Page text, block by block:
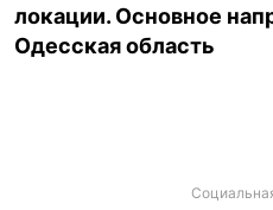
локации. Основное
Одесская область